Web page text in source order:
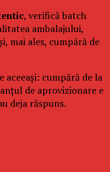
, verifică batch
ambalajului,
mai ales, cumpără de
cumpără de la
de aprovizionare e
deja răspuns.